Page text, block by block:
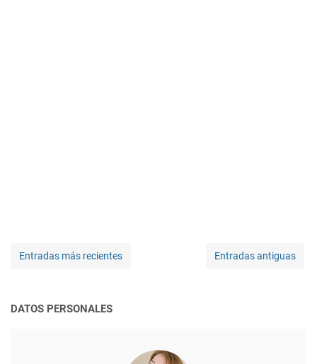
Entradas más recientes Entradas antiguas
DATOS PERSONALES